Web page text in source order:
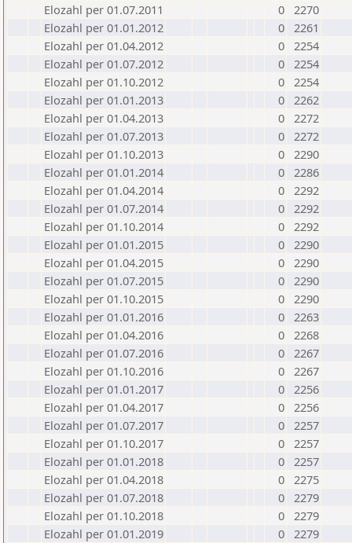
Elozahl per 01.07.2011
0 2270
Elozahl per 01.01.2012
0 2261
Elozahl per 01.04.2012
0 2254
Elozahl per 01.07.2012
0 2254
Elozahl per 01.10.2012
0 2254
Elozahl per 01.01.2013
0 2262
Elozahl per 01.04.2013
0 2272
Elozahl per 01.07.2013
0 2272
Elozahl per 01.10.2013
0 2290
Elozahl per 01.01.2014
0 2286
Elozahl per 01.04.2014
0 2292
Elozahl per 01.07.2014
0 2292
Elozahl per 01.10.2014
0 2292
Elozahl per 01.01.2015
0 2290
Elozahl per 01.04.2015
0 2290
Elozahl per 01.07.2015
0 2290
Elozahl per 01.10.2015
0 2290
Elozahl per 01.01.2016
0 2263
Elozahl per 01.04.2016
0 2268
Elozahl per 01.07.2016
0 2267
Elozahl per 01.10.2016
0 2267
Elozahl per 01.01.2017
0 2256
Elozahl per 01.04.2017
0 2256
Elozahl per 01.07.2017
0 2257
Elozahl per 01.10.2017
0 2257
Elozahl per 01.01.2018
0 2257
Elozahl per 01.04.2018
0 2275
Elozahl per 01.07.2018
0 2279
Elozahl per 01.10.2018
0 2279
Elozahl per 01.01.2019
0 2279